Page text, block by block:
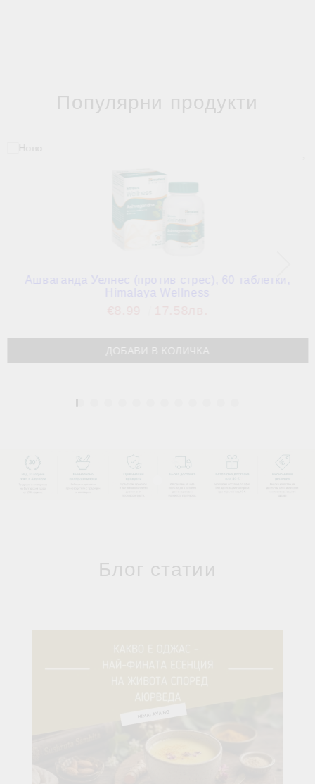
Популярни продукти
Ашваганда Уелнес (против стрес), 60 таблетки,
Himalaya Wellness
Блог статии